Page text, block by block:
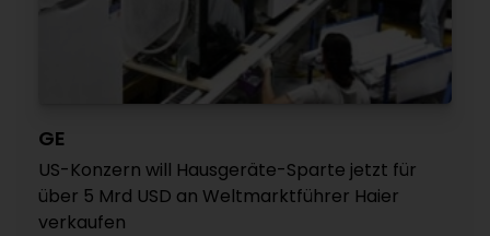
GE
US-Konzern will Hausgeräte-Sparte jetzt für
über 5 Mrd USD an Weltmarktführer Haier
verkaufen